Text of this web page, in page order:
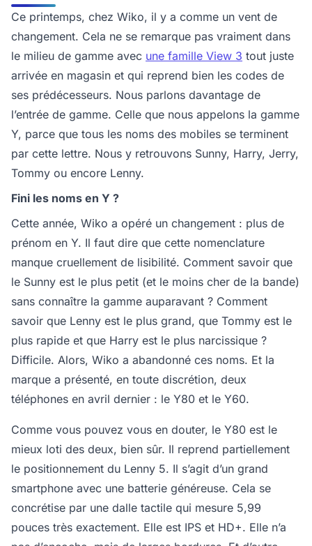
Ce printemps, chez Wiko, il y a comme un vent de
changement. Cela ne se remarque pas vraiment dans
le milieu de gamme avec une famille View 3 tout juste
arrivée en magasin et qui reprend bien les codes de
ses prédécesseurs. Nous parlons davantage de
l’entrée de gamme. Celle que nous appelons la gamme
Y, parce que tous les noms des mobiles se terminent
par cette lettre. Nous y retrouvons Sunny, Harry, Jerry,
Tommy ou encore Lenny.
Fini les noms en Y ?
Cette année, Wiko a opéré un changement : plus de
prénom en Y. Il faut dire que cette nomenclature
manque cruellement de lisibilité. Comment savoir que
le Sunny est le plus petit (et le moins cher de la bande)
sans connaître la gamme auparavant ? Comment
savoir que Lenny est le plus grand, que Tommy est le
plus rapide et que Harry est le plus narcissique ?
Difficile. Alors, Wiko a abandonné ces noms. Et la
marque a présenté, en toute discrétion, deux
téléphones en avril dernier : le Y80 et le Y60.
Comme vous pouvez vous en douter, le Y80 est le
mieux loti des deux, bien sûr. Il reprend partiellement
le positionnement du Lenny 5. Il s’agit d’un grand
smartphone avec une batterie généreuse. Cela se
concrétise par une dalle tactile qui mesure 5,99
pouces très exactement. Elle est IPS et HD+. Elle n’a